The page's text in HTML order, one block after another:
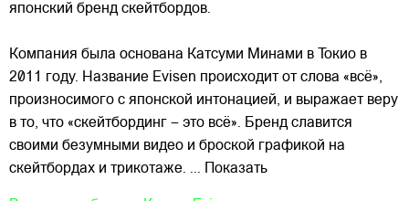
японский бренд скейтбордов.
Компания была основана Катсуми Минами в Токио в
2011 году. Название Evisen происходит от слова «всё»,
произносимого с японской интонацией, и выражает веру
в то, что «скейтбординг – это всё». Бренд славится
своими безумными видео и броской графикой на
скейтбордах и трикотаже. ... Показать